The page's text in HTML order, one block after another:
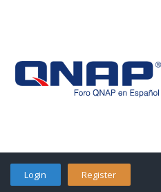
Login Register